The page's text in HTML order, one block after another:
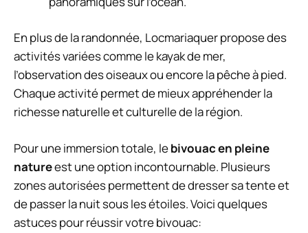
En plus de la randonnée, Locmariaquer propose des
activités variées comme le kayak de mer,
l’observation des oiseaux ou encore la pêche à pied.
Chaque activité permet de mieux appréhender la
richesse naturelle et culturelle de la région.
Pour une immersion totale, lebivouac en pleine
natureest une option incontournable. Plusieurs
zones autorisées permettent de dresser sa tente et
de passer la nuit sous les étoiles. Voici quelques
astuces pour réussir votre bivouac: